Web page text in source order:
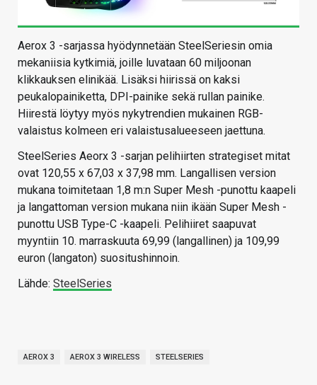
Aerox 3 -sarjassa hyödynnetään SteelSeriesin omia
mekaniisia kytkimiä, joille luvataan 60 miljoonan
klikkauksen elinikää. Lisäksi hiirissä on kaksi
peukalopainiketta, DPI-painike sekä rullan painike.
Hiirestä löytyy myös nykytrendien mukainen RGB-
valaistus kolmeen eri valaistusalueeseen jaettuna.
SteelSeries Aeorx 3 -sarjan pelihiirten strategiset mitat
ovat 120,55 x 67,03 x 37,98 mm. Langallisen version
mukana toimitetaan 1,8 m:n Super Mesh -punottu kaapeli
ja langattoman version mukana niin ikään Super Mesh -
punottu USB Type-C -kaapeli. Pelihiiret saapuvat
myyntiin 10. marraskuuta 69,99 (langallinen) ja 109,99
euron (langaton) suositushinnoin.
Lähde: SteelSeries
AEROX 3 AEROX 3 WIRELESS STEELSERIES